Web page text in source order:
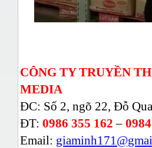
CÔNG TY TRUYỀN
MEDIA
ĐC: Số 2, ngõ 22, Đỗ
ĐT: 0986 355 162 –
Email: